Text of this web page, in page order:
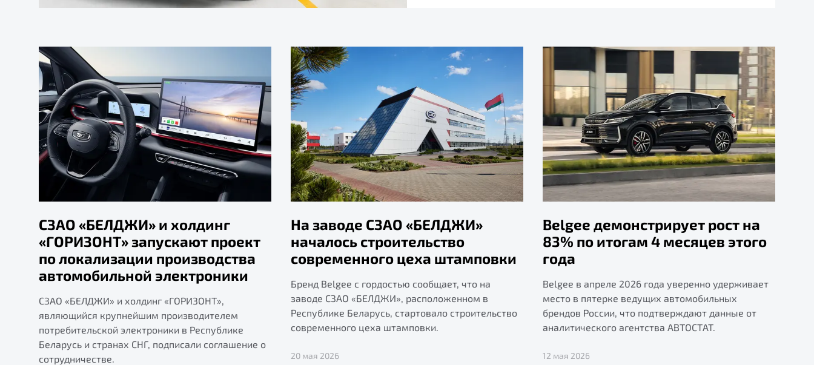
СЗАО «БЕЛДЖИ» и холдинг
«ГОРИЗОНТ» запускают проект
по локализации производства
автомобильной электроники
СЗАО «БЕЛДЖИ» и холдинг «ГОРИЗОНТ»,
являющийся крупнейшим производителем
потребительской электроники в Республике
Беларусь и странах СНГ, подписали соглашение о
сотрудничестве.
На заводе СЗАО «БЕЛДЖИ»
началось строительство
современного цеха штамповки
Бренд Belgee с гордостью сообщает, что на
заводе СЗАО «БЕЛДЖИ», расположенном в
Республике Беларусь, стартовало строительство
современного цеха штамповки.
20 мая 2026
Belgee демонстрирует рост на
83% по итогам 4 месяцев этого
года
Belgee в апреле 2026 года уверенно удерживает
место в пятерке ведущих автомобильных
брендов России, что подтверждают данные от
аналитического агентства АВТОСТАТ.
12 мая 2026